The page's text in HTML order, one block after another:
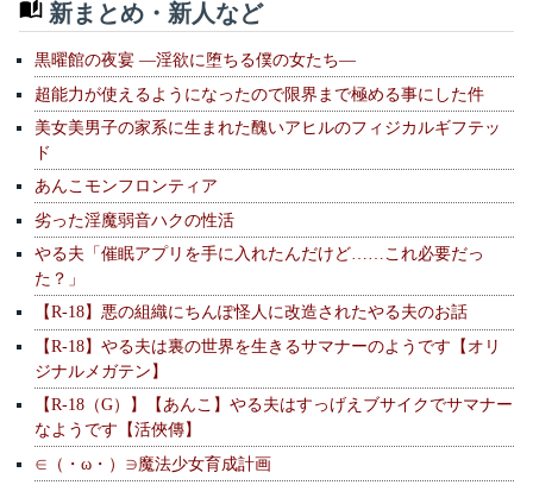
新まとめ・新人など
黒曜館の夜宴 —淫欲に堕ちる僕の女たち—
超能力が使えるようになったので限界まで極める事にした件
美女美男子の家系に生まれた醜いアヒルのフィジカルギフテッ
ド
あんこモンフロンティア
劣った淫魔弱音ハクの性活
やる夫「催眠アプリを手に入れたんだけど……これ必要だっ
た？」
【R-18】悪の組織にちんぽ怪人に改造されたやる夫のお話
【R-18】やる夫は裏の世界を生きるサマナーのようです【オリ
ジナルメガテン】
【R-18（G）】【あんこ】やる夫はすっげえブサイクでサマナー
なようです【活俠傳】
∈（・ω・）∋魔法少女育成計画